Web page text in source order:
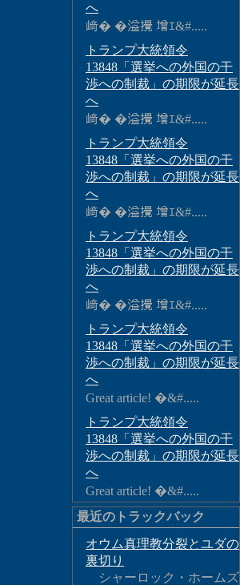
へ
﨑� �溢攪 增ｴ&#.....
トランプ大統領令
13848「選挙への外国の干
渉への制裁」の期限が延長
へ
﨑� �溢攪 增ｴ&#.....
トランプ大統領令
13848「選挙への外国の干
渉への制裁」の期限が延長
へ
﨑� �溢攪 增ｴ&#.....
トランプ大統領令
13848「選挙への外国の干
渉への制裁」の期限が延長
へ
﨑� �溢攪 增ｴ&#.....
トランプ大統領令
13848「選挙への外国の干
渉への制裁」の期限が延長
へ
Great article! �&#.....
トランプ大統領令
13848「選挙への外国の干
渉への制裁」の期限が延長
へ
Great article! �&#.....
最近のトラックバック
オウム真理教分裂とユダの
裏切り
シャーロック・ホームズ